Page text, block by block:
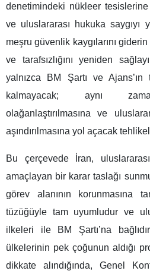
denetimindeki nükleer tesislerine
ve uluslararası hukuka saygıyı
meşru güvenlik kaygılarını
ve tarafsızlığını yeniden
yalnızca BM Şartı ve
kalmayacak; aynı
olağanlaştırılmasına ve
aşındırılmasına yol açacak
Bu çerçevede İran,
amaçlayan bir karar taslağı
görev alanının korunmasına
tüzüğüyle tam uyumludur ve
ilkeleri ile BM Şartı’na
ülkelerinin pek çoğunun aldığı
dikkate alındığında, Genel